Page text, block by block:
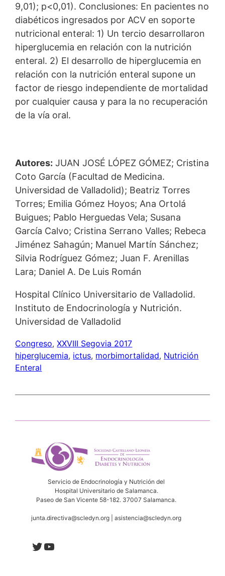
9,01); p<0,01). Conclusiones: En pacientes no
diabéticos ingresados por ACV en soporte
nutricional enteral: 1) Un tercio desarrollaron
hiperglucemia en relación con la nutrición
enteral. 2) El desarrollo de hiperglucemia en
relación con la nutrición enteral supone un
factor de riesgo independiente de mortalidad
por cualquier causa y para la no recuperación
de la vía oral.
Autores: JUAN JOSÉ LÓPEZ GÓMEZ; Cristina
Coto García (Facultad de Medicina.
Universidad de Valladolid); Beatriz Torres
Torres; Emilia Gómez Hoyos; Ana Ortolá
Buigues; Pablo Herguedas Vela; Susana
García Calvo; Cristina Serrano Valles; Rebeca
Jiménez Sahagún; Manuel Martín Sánchez;
Silvia Rodríguez Gómez; Juan F. Arenillas
Lara; Daniel A. De Luis Román
Hospital Clínico Universitario de Valladolid.
Instituto de Endocrinología y Nutrición.
Universidad de Valladolid
Congreso, XXVIII Segovia 2017
hiperglucemia, ictus, morbimortalidad, Nutrición
Enteral
Servicio de Endocrinología y Nutrición del
Hospital Universitario de Salamanca.
Paseo de San Vicente 58-182. 37007 Salamanca.
junta.directiva@scledyn.org | asistencia@scledyn.org
Twitter
YouTube